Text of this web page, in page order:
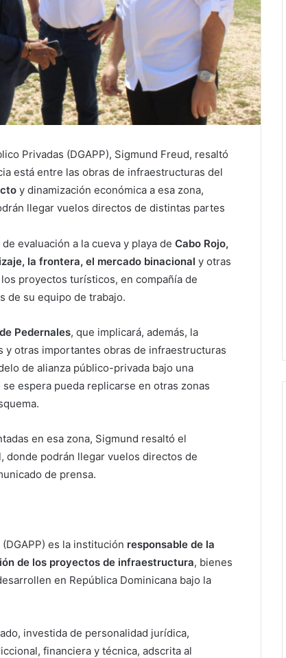
Privadas (DGAPP), Sigmund Freud, resaltó
está entre las obras de infraestructuras del
y dinamización económica a esa zona,
llegar vuelos directos de distintas partes
evaluación a la cueva y playa de Cabo Rojo,
la frontera, el mercado binacional y otras
proyectos turísticos, en compañía de
de su equipo de trabajo.
Pedernales, que implicará, además, la
otras importantes obras de infraestructuras
de alianza público-privada bajo una
espera pueda replicarse en otras zonas
en esa zona, Sigmund resaltó el
donde podrán llegar vuelos directos de
de prensa.
es la institución responsable de la
de los proyectos de infraestructura, bienes
en República Dominicana bajo la
investida de personalidad jurídica,
financiera y técnica, adscrita al